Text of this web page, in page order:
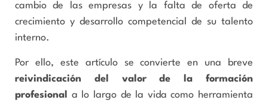
cambio de las empresas y la falta de oferta de
crecimiento y desarrollo competencial de su talento
interno.
Por ello, este artículo se convierte en una breve
reivindicación del valor de la formación
profesional
a lo largo de la vida como herramienta